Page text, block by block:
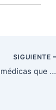
SIGUIENTE
Evacuaciones aeromédicas que salvan vidas